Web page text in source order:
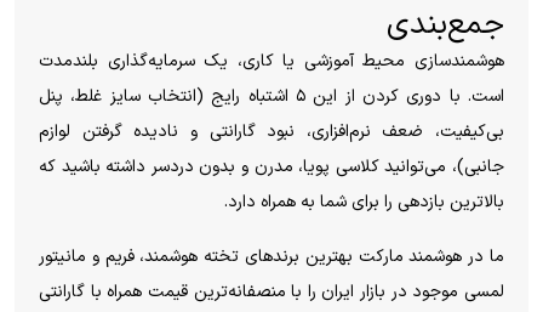
جمع‌بندی
هوشمندسازی محیط آموزشی یا کاری، یک سرمایه‌گذاری بلندمدت
است. با دوری کردن از این ۵ اشتباه رایج (انتخاب سایز غلط، پنل
بی‌کیفیت، ضعف نرم‌افزاری، نبود گارانتی و نادیده گرفتن لوازم
جانبی)، می‌توانید کلاسی پویا، مدرن و بدون دردسر داشته باشید که
بالاترین بازدهی را برای شما به همراه دارد.
ما در هوشمند مارکت بهترین برندهای تخته هوشمند، فریم و مانیتور
لمسی موجود در بازار ایران را با منصفانه‌ترین قیمت همراه با گارانتی